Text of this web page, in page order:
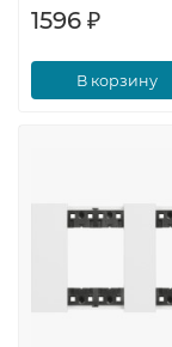
1596 ₽
В корзину